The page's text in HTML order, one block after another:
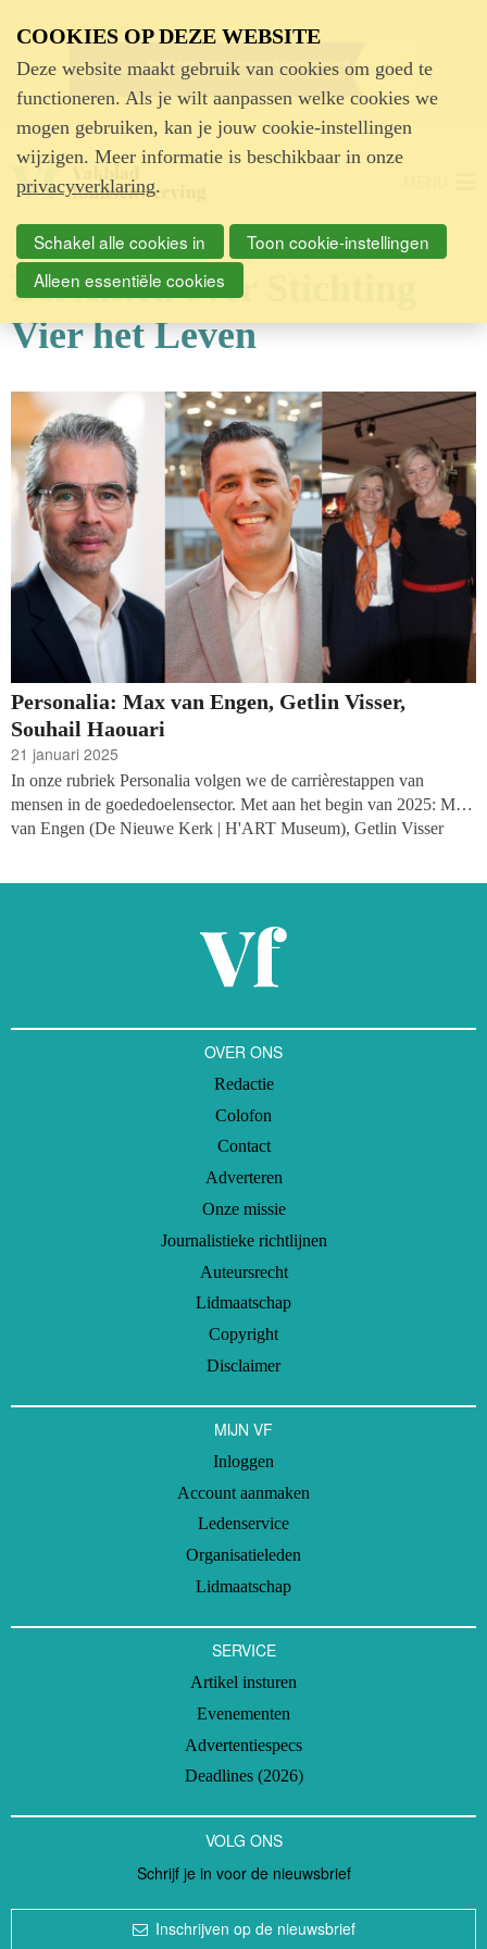
Advertentie
Berichten over Stichting
Vier het Leven
Personalia: Max van Engen, Getlin Visser,
Souhail Haouari
21 januari 2025
In onze rubriek Personalia volgen we de carrièrestappen van
mensen in de goededoelensector. Met aan het begin van 2025: Max
van Engen (De Nieuwe Kerk | H'ART Museum), Getlin Visser
OVER ONS
Redactie
Colofon
Contact
Adverteren
Onze missie
Journalistieke richtlijnen
Auteursrecht
Lidmaatschap
Copyright
Disclaimer
MIJN VF
Inloggen
Account aanmaken
Ledenservice
Organisatieleden
Lidmaatschap
SERVICE
Artikel insturen
Evenementen
Advertentiespecs
Deadlines (2026)
VOLG ONS
Schrijf je in voor de nieuwsbrief
Inschrijven op de nieuwsbrief
COOKIES OP DEZE WEBSITE
Deze website maakt gebruik van cookies om goed te
functioneren. Als je wilt aanpassen welke cookies we
mogen gebruiken, kan je jouw cookie-instellingen
wijzigen. Meer informatie is beschikbaar in onze
privacyverklaring.
Schakel alle cookies in
Toon cookie-instellingen
Alleen essentiële cookies